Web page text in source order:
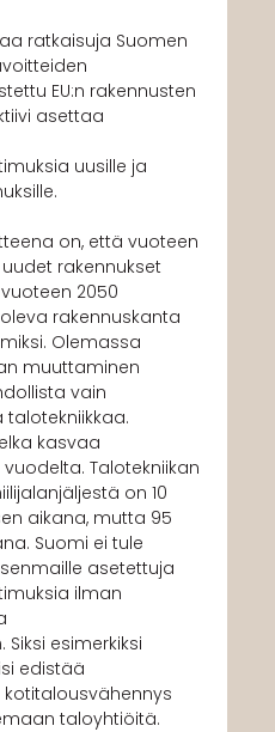
ratkaisuja Suomen
EU:n rakennusten
asettaa
uusille ja
on, että vuoteen
rakennukset
2050
rakennuskanta
Olemassa
muuttaminen
vain
kasvaa
Talotekniikan
on 10
aikana, mutta 95
Suomi ei tule
asetettuja
ilman
esimerkiksi
edistää
taloyhtiöitä.